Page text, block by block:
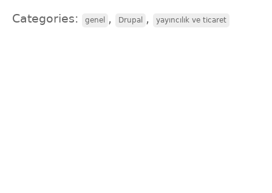
Categories: genel , Drupal , yayıncılık ve ticaret